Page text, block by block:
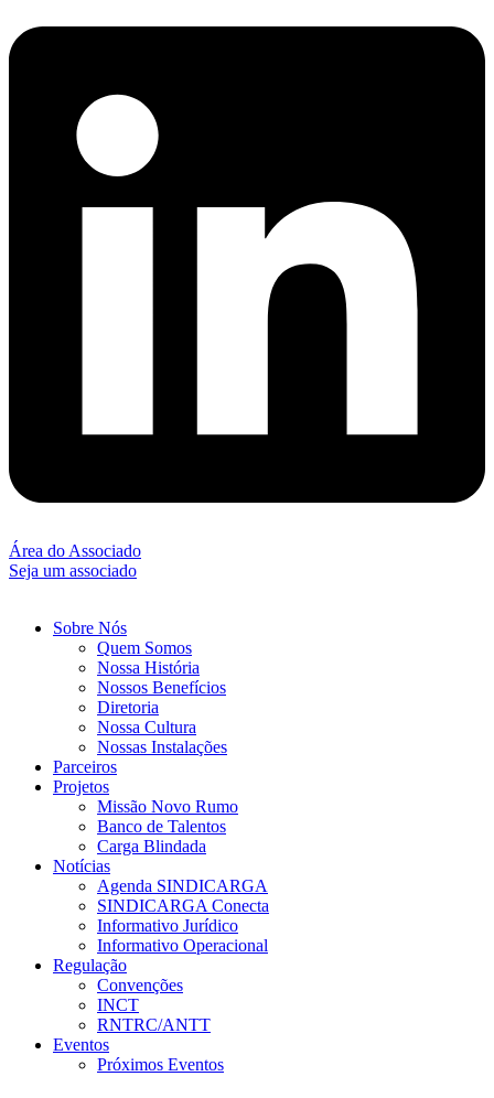
Área do Associado
Seja um associado
Sobre Nós
Quem Somos
Nossa História
Nossos Benefícios
Diretoria
Nossa Cultura
Nossas Instalações
Parceiros
Projetos
Missão Novo Rumo
Banco de Talentos
Carga Blindada
Notícias
Agenda SINDICARGA
SINDICARGA Conecta
Informativo Jurídico
Informativo Operacional
Regulação
Convenções
INCT
RNTRC/ANTT
Eventos
Próximos Eventos